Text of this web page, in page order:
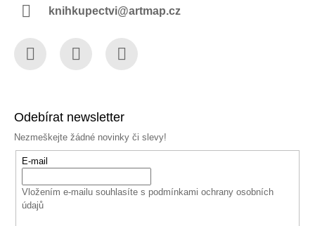
knihkupectvi@artmap.cz
Odebírat newsletter
Nezmeškejte žádné novinky či slevy!
E-mail
Vložením e-mailu souhlasíte s podmínkami ochrany osobních
údajů